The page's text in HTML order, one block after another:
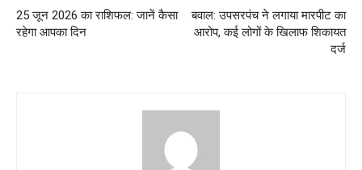
25 जून 2026 का राशिफल: जानें कैसा
रहेगा आपका दिन
बवाल: उपसरपंच ने लगाया मारपीट का
आरोप, कई लोगों के खिलाफ शिकायत
दर्ज